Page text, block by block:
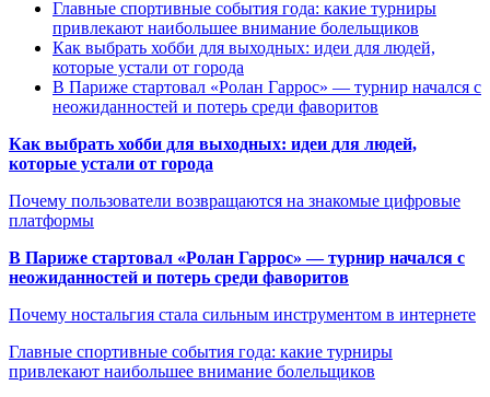
Главные спортивные события года: какие турниры
привлекают наибольшее внимание болельщиков
Как выбрать хобби для выходных: идеи для людей,
которые устали от города
В Париже стартовал «Ролан Гаррос» — турнир начался с
неожиданностей и потерь среди фаворитов
Как выбрать хобби для выходных: идеи для людей,
которые устали от города
Почему пользователи возвращаются на знакомые цифровые
платформы
В Париже стартовал «Ролан Гаррос» — турнир начался с
неожиданностей и потерь среди фаворитов
Почему ностальгия стала сильным инструментом в интернете
Главные спортивные события года: какие турниры
привлекают наибольшее внимание болельщиков